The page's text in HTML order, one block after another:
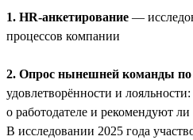
1. HR-анкетирование —
процессов компании
2. Опрос нынешней команды по
удовлетворённости и
о работодателе и рекомендуют ли
В исследовании 2025 года